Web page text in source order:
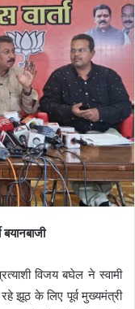
विजय बघेल ने स्वामी
झूठ के लिए पूर्व मुख्यमंत्री